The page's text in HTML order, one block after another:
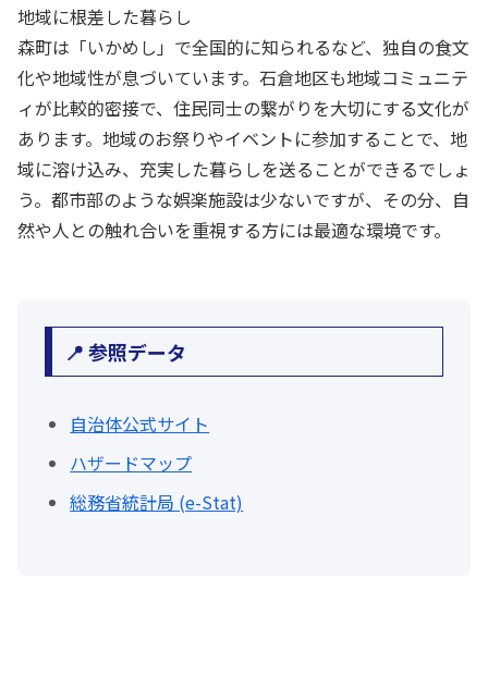
地域に根差した暮らし
森町は「いかめし」で全国的に知られるなど、独自の食文
化や地域性が息づいています。石倉地区も地域コミュニテ
ィが比較的密接で、住民同士の繋がりを大切にする文化が
あります。地域のお祭りやイベントに参加することで、地
域に溶け込み、充実した暮らしを送ることができるでしょ
う。都市部のような娯楽施設は少ないですが、その分、自
然や人との触れ合いを重視する方には最適な環境です。
📍 参照データ
自治体公式サイト
ハザードマップ
総務省統計局 (e-Stat)